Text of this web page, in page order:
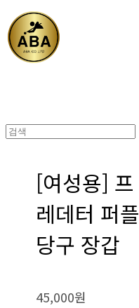
[여성용] 프
레데터 퍼플
당구 장갑
45,000원